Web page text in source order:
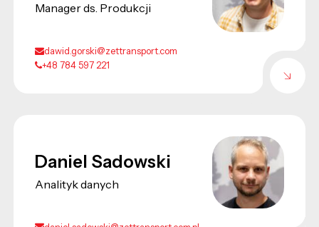
Manager ds. Produkcji
dawid.gorski@zettransport.com
+48 784 597 221
Daniel Sadowski
Analityk danych